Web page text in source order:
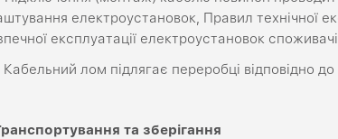
електроустановок, Правил технічної
експлуатації електроустановок
Кабельний лом підлягає переробці відповідно
та зберігання